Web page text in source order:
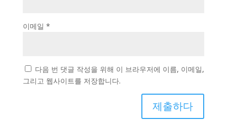
이메일 *
다음 번 댓글 작성을 위해 이 브라우저에 이름, 이메일,
그리고 웹사이트를 저장합니다.
제출하다